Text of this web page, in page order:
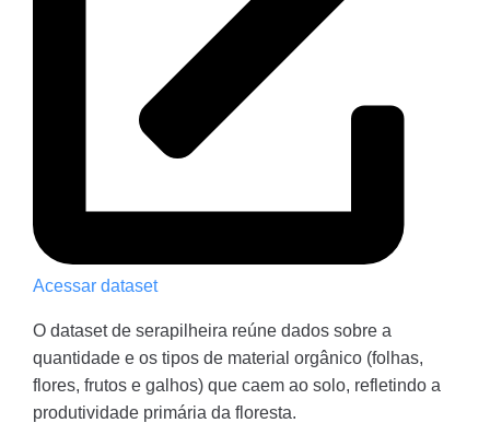
Acessar dataset
O dataset de serapilheira reúne dados sobre a
quantidade e os tipos de material orgânico (folhas,
flores, frutos e galhos) que caem ao solo, refletindo a
produtividade primária da floresta.